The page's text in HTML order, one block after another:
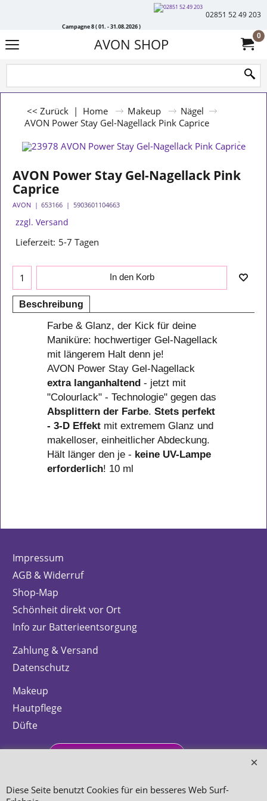
Campagne 8 ( 01. - 31.08.2026 )
02851 52 49 203
AVON SHOP 0
<< Zurück | Home Makeup
Nägel
AVON Power Stay Gel-Nagellack Pink Caprice
AVON Power Stay Gel-Nagellack Pink
Caprice
AVON 653166 5903601104663
zzgl. Versand
Lieferzeit: 5-7 Tagen
In den Korb
Beschreibung
Farbe & Glanz, der Kick für deine
Maniküre: hochwertiger Gel-Nagellack
mit längerem Halt denn je!
AVON Power Stay Gel-Nagellack
extra langanhaltend - jetzt mit
"Colourlack" - Technologie" gegen das
Absplittern der Farbe. Stets perfekt
- 3-D Effekt mit extremem Glanz und
makelloser, einheitlicher Abdeckung.
Hält länger den je - keine UV-Lampe
erforderlich! 10 ml
Impressum
AGB & Widerruf
Shop-Map
Schönheit direkt vor Ort
Info zur Batterieentsorgung
Zahlung & Versand
Datenschutz
Makeup
Hautpflege
Düfte
Diese Seite benutzt Cookies für ein besseres Web Surf-